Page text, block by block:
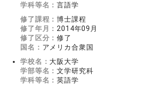
学科等名：言語学
修了課程：博士課程
修了年月： 2014年09月
修了区分：修了
国名： アメリカ合衆国
学校名： 大阪大学
学部等名：文学研究科
学科等名：英語学